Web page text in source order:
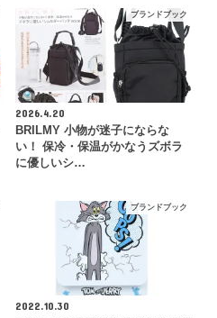
ブランドブック
2026.4.20
BRILMY 小物が迷子にならな
い！ 保冷・保温がかなうズボラ
に優しいシ…
ブランドブック
2022.10.30